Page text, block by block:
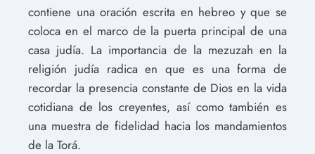
contiene una oración escrita en hebreo y que se
coloca en el marco de la puerta principal de una
casa judía. La importancia de la mezuzah en la
religión judía radica en que es una forma de
recordar la presencia constante de Dios en la vida
cotidiana de los creyentes, así como también es
una muestra de fidelidad hacia los mandamientos
de la Torá.